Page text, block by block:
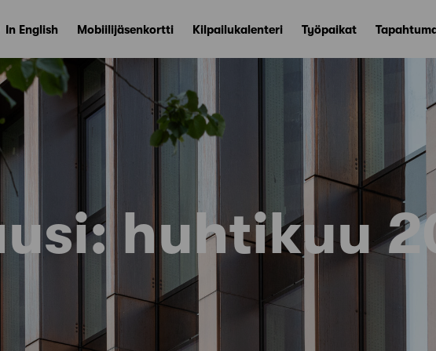
In English Mobiilijäsenkortti Kilpailukalenteri Työpaikat
huhtikuu